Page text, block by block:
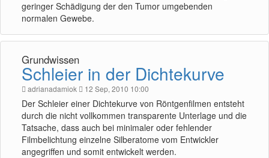
geringer Schädigung der den Tumor umgebenden
normalen Gewebe.
Grundwissen
Schleier in der Dichtekurve
adrianadamiok 12 Sep, 2010 10:00
Der Schleier einer Dichtekurve von Röntgenfilmen entsteht
durch die nicht vollkommen transparente Unterlage und die
Tatsache, dass auch bei minimaler oder fehlender
Filmbelichtung einzelne Silberatome vom Entwickler
angegriffen und somit entwickelt werden.